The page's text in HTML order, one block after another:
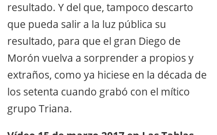
resultado. Y del que, tampoco descarto
que pueda salir a la luz pública su
resultado, para que el gran Diego de
Morón vuelva a sorprender a propios y
extraños, como ya hiciese en la década de
los setenta cuando grabó con el mítico
grupo Triana.